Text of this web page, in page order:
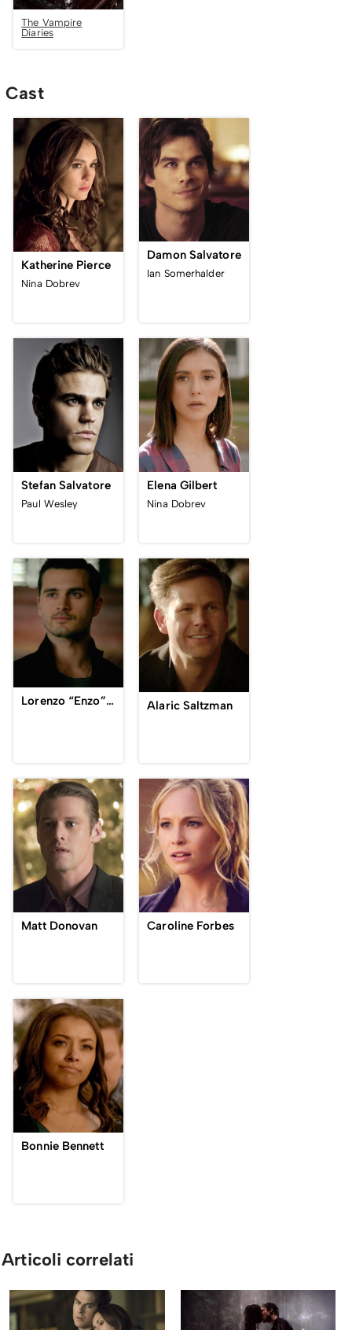
The Vampire
Diaries
Cast
Katherine Pierce
Nina Dobrev
Damon Salvatore
Ian Somerhalder
Stefan Salvatore
Paul Wesley
Elena Gilbert
Nina Dobrev
Lorenzo “Enzo” St. John Alaric Saltzman
Matt Donovan Caroline Forbes
Bonnie Bennett
Articoli correlati